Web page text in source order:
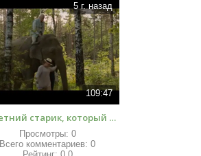
5 г. назад
109:47
Столетний старик, который вылез в окно и исчез
Просмотры: 0
Всего комментариев: 0